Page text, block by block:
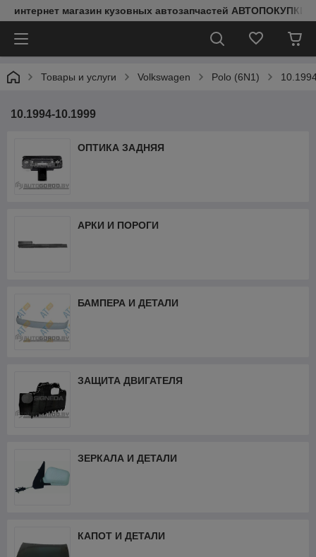
интернет магазин кузовных автозапчастей АВТОПОКУПКИ
Товары и услуги Volkswagen Polo (6N1)
10.1994-10.1999
ОПТИКА ЗАДНЯЯ
АРКИ И ПОРОГИ
БАМПЕРА И ДЕТАЛИ
ЗАЩИТА ДВИГАТЕЛЯ
ЗЕРКАЛА И ДЕТАЛИ
КАПОТ И ДЕТАЛИ